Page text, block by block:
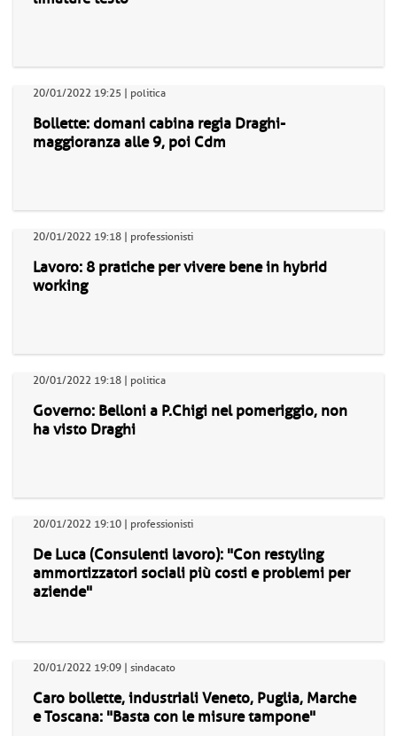
20/01/2022 19:25 | politica
Bollette: domani cabina regia Draghi-
maggioranza alle 9, poi Cdm
20/01/2022 19:18 | professionisti
Lavoro: 8 pratiche per vivere bene in hybrid
working
20/01/2022 19:18 | politica
Governo: Belloni a P.Chigi nel pomeriggio, non
ha visto Draghi
20/01/2022 19:10 | professionisti
De Luca (Consulenti lavoro): "Con restyling
ammortizzatori sociali più costi e problemi per
aziende"
20/01/2022 19:09 | sindacato
Caro bollette, industriali Veneto, Puglia, Marche
e Toscana: "Basta con le misure tampone"